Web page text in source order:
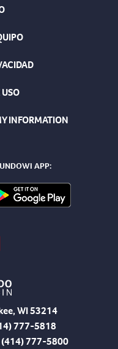
INFORMATION
APP:
WI 53214
777-5818
(414) 777-5800